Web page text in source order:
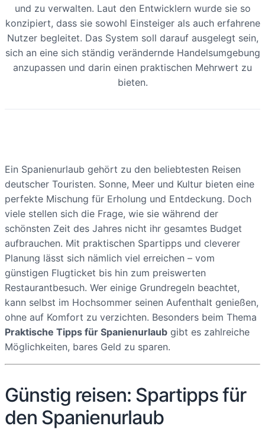
und zu verwalten. Laut den Entwicklern wurde sie so
konzipiert, dass sie sowohl Einsteiger als auch erfahrene
Nutzer begleitet. Das System soll darauf ausgelegt sein,
sich an eine sich ständig verändernde Handelsumgebung
anzupassen und darin einen praktischen Mehrwert zu
bieten.
Ein Spanienurlaub gehört zu den beliebtesten Reisen
deutscher Touristen. Sonne, Meer und Kultur bieten eine
perfekte Mischung für Erholung und Entdeckung. Doch
viele stellen sich die Frage, wie sie während der
schönsten Zeit des Jahres nicht ihr gesamtes Budget
aufbrauchen. Mit praktischen Spartipps und cleverer
Planung lässt sich nämlich viel erreichen – vom
günstigen Flugticket bis hin zum preiswerten
Restaurantbesuch. Wer einige Grundregeln beachtet,
kann selbst im Hochsommer seinen Aufenthalt genießen,
ohne auf Komfort zu verzichten. Besonders beim Thema
Praktische Tipps für Spanienurlaub gibt es zahlreiche
Möglichkeiten, bares Geld zu sparen.
Günstig reisen: Spartipps für
den Spanienurlaub